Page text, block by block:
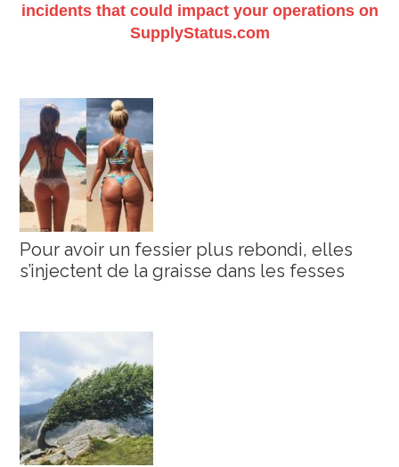
incidents that could impact your operations on
SupplyStatus.com
Pour avoir un fessier plus rebondi, elles
s’injectent de la graisse dans les fesses